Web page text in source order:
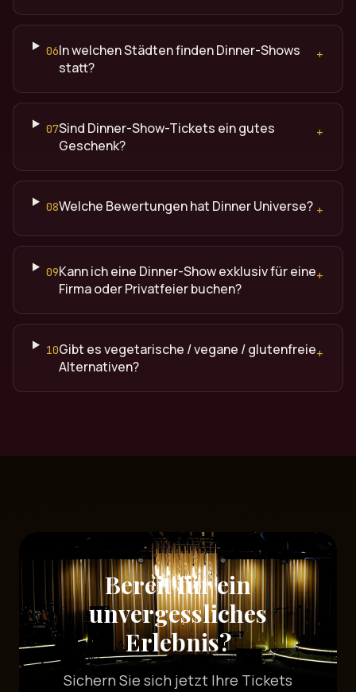
06In welchen Städten finden Dinner-Shows
statt?
+
07Sind Dinner-Show-Tickets ein gutes
Geschenk?
+
08Welche Bewertungen hat Dinner Universe? +
09Kann ich eine Dinner-Show exklusiv für eine
Firma oder Privatfeier buchen?
+
10Gibt es vegetarische / vegane / glutenfreie
Alternativen?
+
Bereit für ein
unvergessliches
Erlebnis?
Sichern Sie sich jetzt Ihre Tickets